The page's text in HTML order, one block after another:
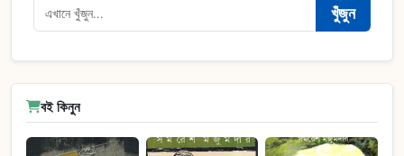
খুঁজুন
বই কিনুন